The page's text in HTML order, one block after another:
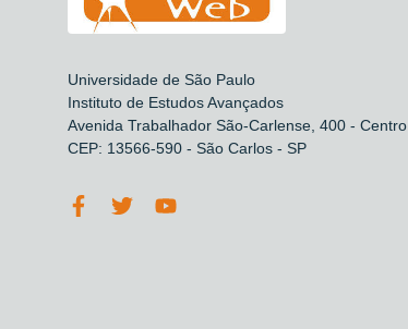
Universidade de São Paulo
Instituto de Estudos Avançados
Avenida Trabalhador São-Carlense, 400 - Centro
CEP: 13566-590 - São Carlos - SP